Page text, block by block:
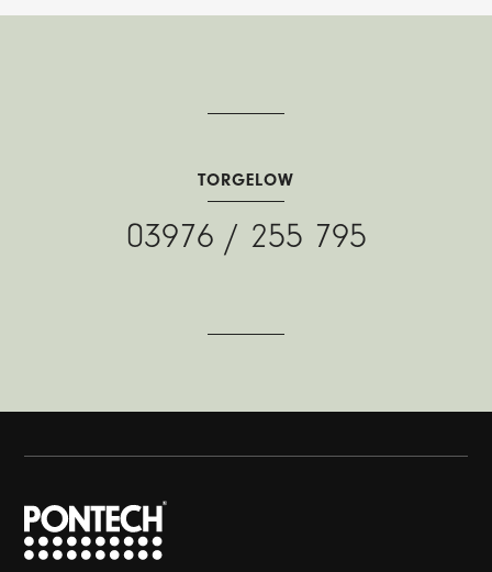
TORGELOW
03976 / 255 795